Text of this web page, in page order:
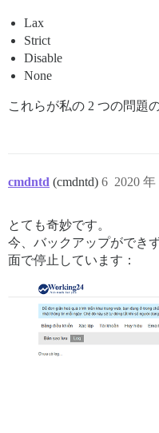
Lax
Strict
Disable
None
これらが私の 2 つの問題
cmdntd (cmdntd) 2020
6
とても奇妙です。
今、バックアップができ
面で停止しています：